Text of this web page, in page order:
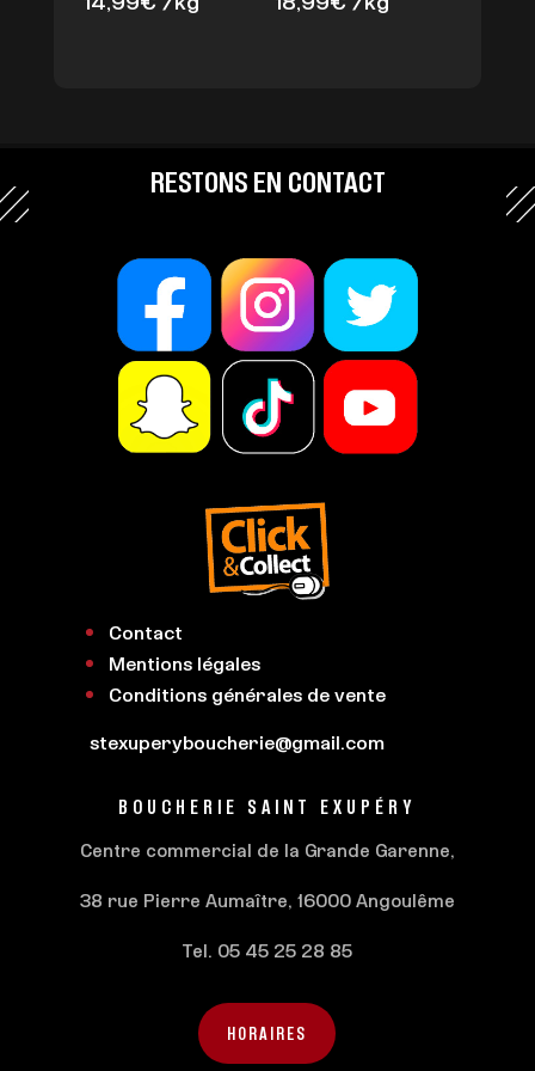
RESTONS EN CONTACT
Contact
Mentions légales
Conditions générales de vente
stexuperyboucherie@gmail.com
BOUCHERIE SAINT EXUPÉRY
Centre commercial de la Grande Garenne,
38 rue Pierre Aumaître, 16000 Angoulême
Tel. 05 45 25 28 85
HORAIRES